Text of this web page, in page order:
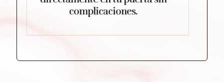
complicaciones.